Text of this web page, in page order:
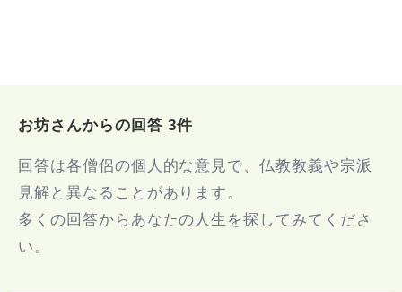
お坊さんからの回答 3件
回答は各僧侶の個人的な意見で、仏教教義や宗派
見解と異なることがあります。
多くの回答からあなたの人生を探してみてくださ
い。